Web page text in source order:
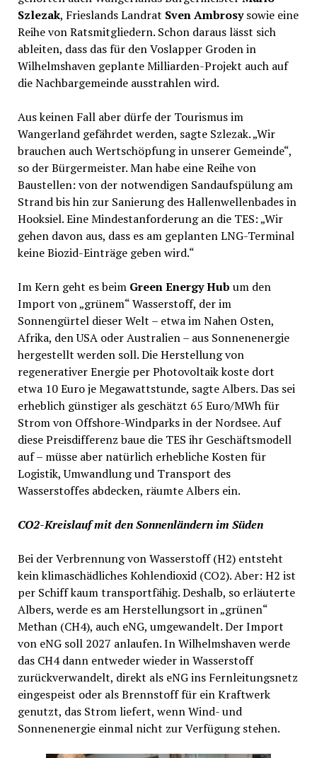
Szlezak, Frieslands Landrat Sven Ambrosysowie eine
Reihe von Ratsmitgliedern. Schon daraus lässt sich
ableiten, dass das für den Voslapper Groden in
Wilhelmshaven geplante Milliarden-Projekt auch auf
die Nachbargemeinde ausstrahlen wird.
Aus keinen Fall aber dürfe der Tourismus im
Wangerland gefährdet werden, sagte Szlezak. „Wir
brauchen auch Wertschöpfung in unserer Gemeinde“,
so der Bürgermeister. Man habe eine Reihe von
Baustellen: von der notwendigen Sandaufspülung am
Strand bis hin zur Sanierung des Hallenwellenbades in
Hooksiel. Eine Mindestanforderung an die TES: „Wir
gehen davon aus, dass es am geplanten LNG-Terminal
keine Biozid-Einträge geben wird.“
Im Kern geht es beimGreen Energy Hub um den
Import von „grünem“ Wasserstoff, der im
Sonnengürtel dieser Welt – etwa im Nahen Osten,
Afrika, den USA oder Australien – aus Sonnenenergie
hergestellt werden soll. Die Herstellung von
regenerativer Energie per Photovoltaik koste dort
etwa 10 Euro je Megawattstunde, sagte Albers. Das sei
erheblich günstiger als geschätzt 65 Euro/MWh für
Strom von Offshore-Windparks in der Nordsee. Auf
diese Preisdifferenz baue die TES ihr Geschäftsmodell
auf – müsse aber natürlich erhebliche Kosten für
Logistik, Umwandlung und Transport des
Wasserstoffes abdecken, räumte Albers ein.
CO2-Kreislauf mit den Sonnenländern im Süden
Bei der Verbrennung von Wasserstoff (H2) entsteht
kein klimaschädliches Kohlendioxid (CO2). Aber: H2 ist
per Schiff kaum transportfähig. Deshalb, so erläuterte
Albers, werde es am Herstellungsort in „grünen“
Methan (CH4), auch eNG, umgewandelt. Der Import
von eNG soll 2027 anlaufen. In Wilhelmshaven werde
das CH4 dann entweder wieder in Wasserstoff
zurückverwandelt, direkt als eNG ins Fernleitungsnetz
eingespeist oder als Brennstoff für ein Kraftwerk
genutzt, das Strom liefert, wenn Wind- und
Sonnenenergie einmal nicht zur Verfügung stehen.